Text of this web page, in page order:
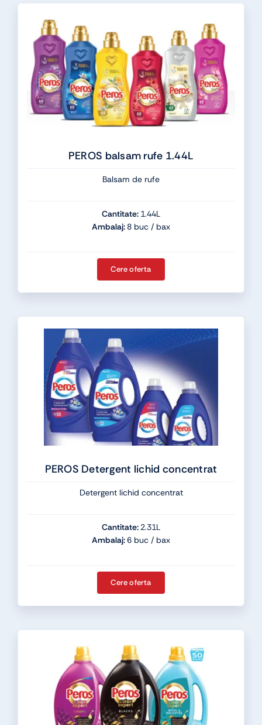
PEROS balsam rufe 1.44L
Balsam de rufe
Cantitate: 1.44L
Ambalaj: 8 buc / bax
Cere oferta
PEROS Detergent lichid concentrat
Detergent lichid concentrat
Cantitate: 2.31L
Ambalaj:6 buc / bax
Cere oferta